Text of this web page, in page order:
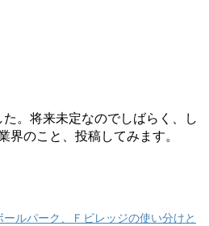
。将来未定なのでしばらく、し
界のこと、投稿してみます。
ルパーク、Ｆビレッジの使い分けと